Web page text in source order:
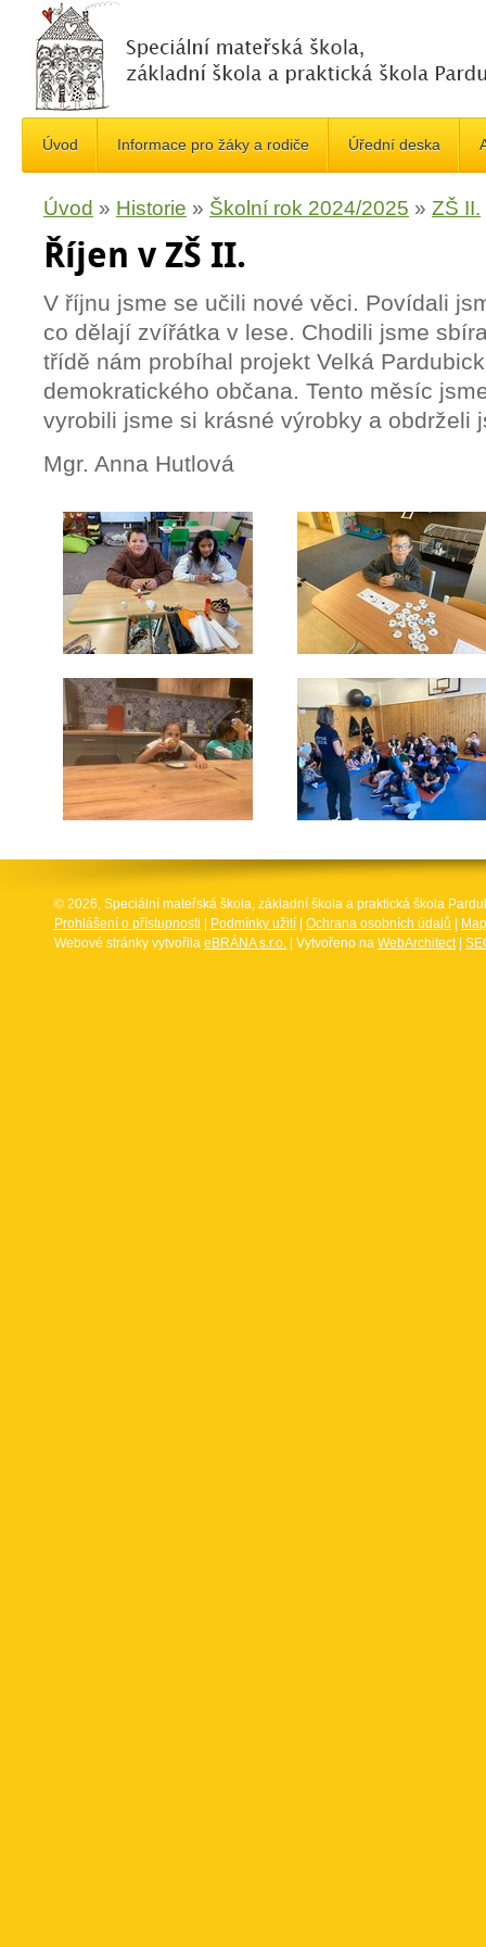
Úvod Informace pro žáky a rodiče Úřední deska
Úvod » Historie » Školní rok 2024/2025 » ZŠ II.
Říjen v ZŠ II.
V říjnu jsme se učili nové věci. Povídali
co dělají zvířátka v lese. Chodili jsme
třídě nám probíhal projekt Velká
demokratického občana. Tento měsíc
vyrobili jsme si krásné výrobky a obdrželi
Mgr. Anna Hutlová
© 2026, Speciální mateřská škola, základní škola a praktická škola
Prohlášení o přístupnosti
Podmínky užití Ochrana osobních údajů
Webové stránky vytvořila eBRÁNA s.r.o. | Vytvořeno na WebArchitect|